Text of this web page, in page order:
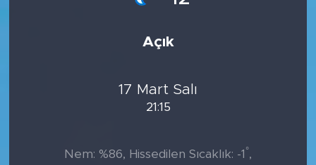
Açık
17 Mart Salı
21:15
Nem: %86, Hissedilen Sıcaklık: -1 °,